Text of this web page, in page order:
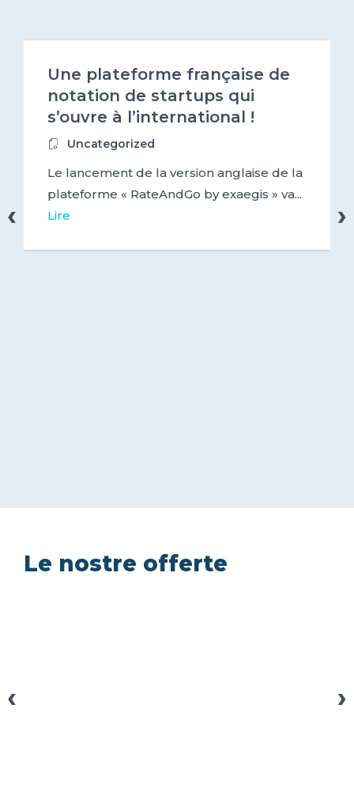
Une plateforme française de
notation de startups qui
s’ouvre à l’international !
Uncategorized
Le lancement de la version anglaise de la
plateforme « RateAndGo by exaegis » va...
Lire
‹ ›
Le nostre offerte
‹ ›